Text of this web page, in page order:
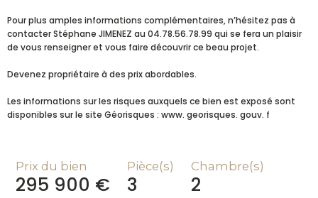
Pour plus amples informations complémentaires, n’hésitez pas à
contacter Stéphane JIMENEZ au 04.78.56.78.99 qui se fera un plaisir
de vous renseigner et vous faire découvrir ce beau projet.
Devenez propriétaire à des prix abordables.
Les informations sur les risques auxquels ce bien est exposé sont
disponibles sur le site Géorisques : www. georisques. gouv. f
Prix du bien
295 900 €
Pièce(s)
3
Chambre(s)
2